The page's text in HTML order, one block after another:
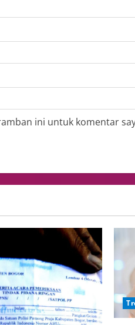
ini untuk komentar